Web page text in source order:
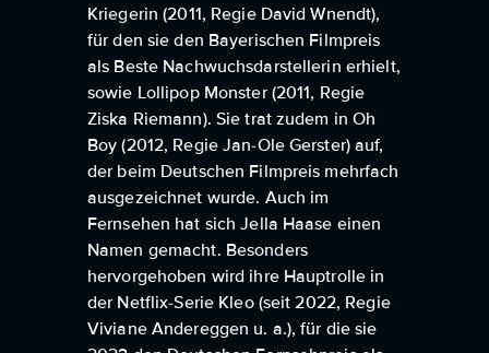
Kriegerin (2011, Regie David Wnendt),
für den sie den Bayerischen Filmpreis
als Beste Nachwuchsdarstellerin erhielt,
sowie Lollipop Monster (2011, Regie
Ziska Riemann). Sie trat zudem in Oh
Boy (2012, Regie Jan-Ole Gerster) auf,
der beim Deutschen Filmpreis mehrfach
ausgezeichnet wurde. Auch im
Fernsehen hat sich Jella Haase einen
Namen gemacht. Besonders
hervorgehoben wird ihre Hauptrolle in
der Netflix-Serie Kleo (seit 2022, Regie
Viviane Andereggen u. a.), für die sie